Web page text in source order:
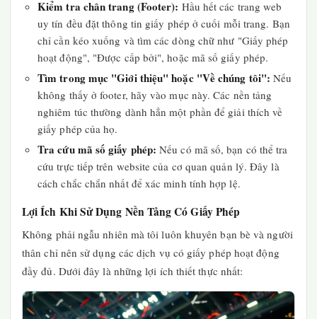
Kiểm tra chân trang (Footer): Hầu hết các trang web
uy tín đều đặt thông tin giấy phép ở cuối mỗi trang. Bạn
chỉ cần kéo xuống và tìm các dòng chữ như "Giấy phép
hoạt động", "Được cấp bởi", hoặc mã số giấy phép.
Tìm trong mục "Giới thiệu" hoặc "Về chúng tôi": Nếu
không thấy ở footer, hãy vào mục này. Các nền tảng
nghiêm túc thường dành hẳn một phần để giải thích về
giấy phép của họ.
Tra cứu mã số giấy phép: Nếu có mã số, bạn có thể tra
cứu trực tiếp trên website của cơ quan quản lý. Đây là
cách chắc chắn nhất để xác minh tính hợp lệ.
Lợi Ích Khi Sử Dụng Nền Tảng Có Giấy Phép
Không phải ngẫu nhiên mà tôi luôn khuyên bạn bè và người
thân chỉ nên sử dụng các dịch vụ có giấy phép hoạt động
đầy đủ. Dưới đây là những lợi ích thiết thực nhất: